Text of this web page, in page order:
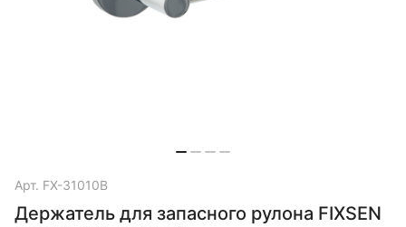
Арт. FX-31010B
Держатель для запасного рулона FIXSEN